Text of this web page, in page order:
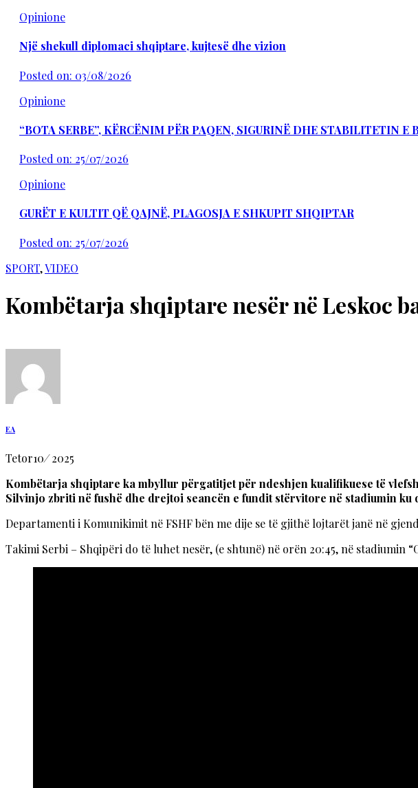
Opinione
Një shekull diplomaci shqiptare, kujtesë dhe vizion
Posted on: 03/08/2026
Opinione
“BOTA SERBE”, KËRCËNIM PËR PAQEN, SIGURINË DHE STABILITETIN
Posted on: 25/07/2026
Opinione
GURËT E KULTIT QË QAJNË, PLAGOSJA E SHKUPIT SHQIPTAR
Posted on: 25/07/2026
SPORT,VIDEO
Kombëtarja shqiptare nesër në Leskoc
EA
Tetor10/2025
Kombëtarja shqiptare ka mbyllur përgatitjet për ndeshjen kualifikuese të
Silvinjo zbriti në fushë dhe drejtoi seancën e fundit stërvitore në stadiumin ku
Departamenti i Komunikimit në FSHF bën me dije se të gjithë lojtarët janë në
Takimi Serbi – Shqipëri do të luhet nesër, (e shtunë) në orën 20:45, në stadiumin